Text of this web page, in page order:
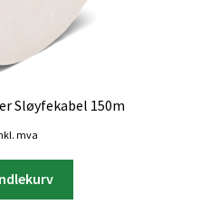
Sløyfekabel 150m
mva